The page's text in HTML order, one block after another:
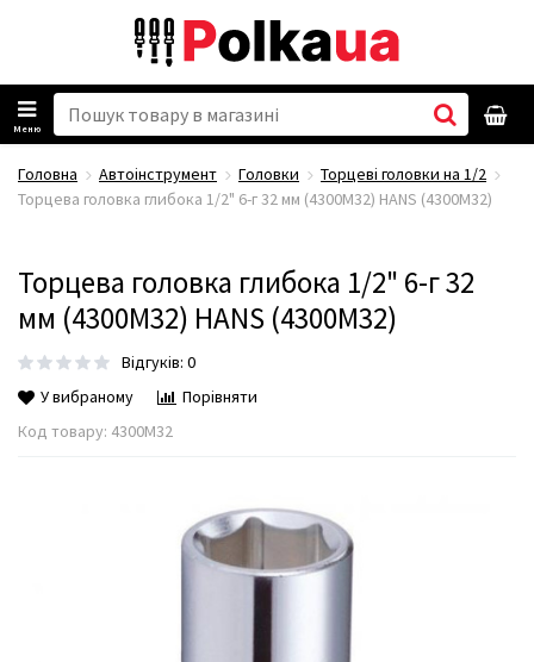
Меню
Головна Автоінструмент Головки
Торцеві головки на 1/2
Торцева головка глибока 1/2" 6-г 32 мм (4300M32) HANS (4300M32)
Торцева головка глибока 1/2" 6-г 32
мм (4300M32) HANS (4300M32)
Відгуків: 0
У вибраному
Порівняти
Код товару: 4300M32